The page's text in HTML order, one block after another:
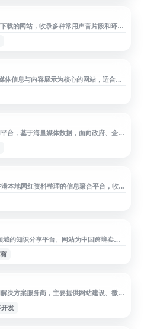
载的网站，收录多种常用声音片段和环境
游戏开发、播客及其他多媒体项目。网站
试听并下载音频文件。部分音效标注授权
信息与内容展示为核心的网站，适合用
取网站发布的信息。网站名称清晰，访问
播、信息发布等相关领域的导航收录入
台，基于海量媒体数据，面向政府、企
点发现、热点分析、传播效果评估和热点
观察、热点趋势研判、传播效果复盘和内
本地网红资料整理的信息聚合平台，收录
与达人信息。网站整合Instagram、
供分类索引、粉丝数据、互动参考及部分
的知识分享平台。网站为中国跨境卖家
选品数据支持，及时更新各大跨境电商平
家的实战运营经验、技巧和案例分享，涵
决方案服务商，主要提供网站建设、微信
。公司拥有完善的服务体系和详细的技术
高质量的数字化解决方案。业务涵盖企业
开发